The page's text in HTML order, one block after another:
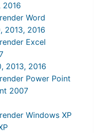
2016
Word
2013, 2016
Excel
2013, 2016
Power Point
2007
Windows XP